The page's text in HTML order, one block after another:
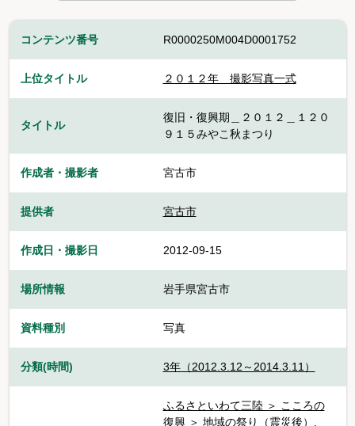
コンテンツ番号 R0000250M004D0001752
上位タイトル ２０１２年 撮影写真一式
タイトル
復旧・復興期＿２０１２＿１２０
９１５みやこ秋まつり
作成者・撮影者 宮古市
提供者 宮古市
作成日・撮影日 2012-09-15
場所情報 岩手県宮古市
資料種別 写真
分類(時間) 3年（2012.3.12～2014.3.11）
ふるさといわて三陸 ＞ こころの
復興 ＞ 地域の祭り（震災後） ,